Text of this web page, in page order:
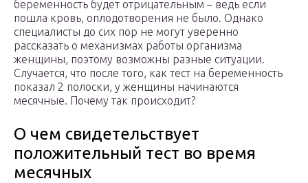
беременность будет отрицательным – ведь если
пошла кровь, оплодотворения не было. Однако
специалисты до сих пор не могут уверенно
рассказать о механизмах работы организма
женщины, поэтому возможны разные ситуации.
Случается, что после того, как тест на беременность
показал 2 полоски, у женщины начинаются
месячные. Почему так происходит?
О чем свидетельствует
положительный тест во время
месячных